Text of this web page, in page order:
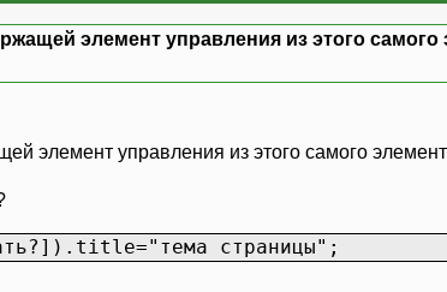
элемент управления из этого самого
элемент управления из этого самого
страницы";